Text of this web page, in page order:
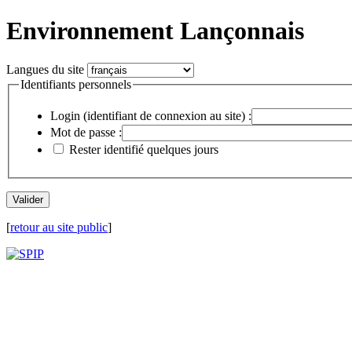
Environnement Lançonnais
Langues du site
Identifiants personnels
Login (identifiant de connexion au site) :
Mot de passe :
Rester identifié quelques jours
[retour au site public]